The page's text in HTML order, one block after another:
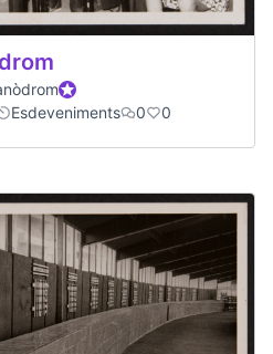
Official participant
Esdeveniments 0 0